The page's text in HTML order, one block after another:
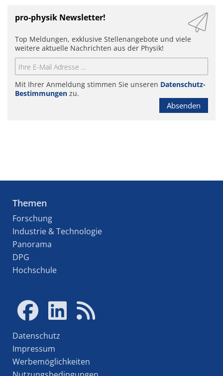
pro-physik Newsletter!
Top Meldungen, exklusive Stellenangebote und viele
weitere aktuelle Nachrichten aus der Physik!
Mit Ihrer Anmeldung stimmen Sie unseren Datenschutz-
Bestimmungen zu.
Absenden
Themen
Forschung
Industrie & Technologie
Panorama
DPG
Hochschule
Datenschutz
Impressum
Werbemöglichkeiten